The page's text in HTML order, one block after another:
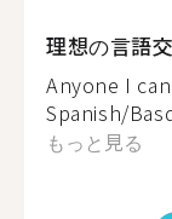
理想の言語
Anyone I
Spanish/
もっと見る